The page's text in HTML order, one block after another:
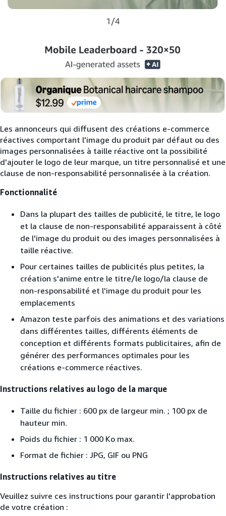
Les annonceurs qui diffusent des créations e-commerce
réactives comportant l'image du produit par défaut ou des
images personnalisées à taille réactive ont la possibilité
d'ajouter le logo de leur marque, un titre personnalisé et une
clause de non-responsabilité personnalisée à la création.
Fonctionnalité
Dans la plupart des tailles de publicité, le titre, le logo
et la clause de non-responsabilité apparaissent à côté
de l'image du produit ou des images personnalisées à
taille réactive.
Pour certaines tailles de publicités plus petites, la
création s'anime entre le titre/le logo/la clause de
non-responsabilité et l'image du produit pour les
emplacements
Amazon teste parfois des animations et des variations
dans différentes tailles, différents éléments de
conception et différents formats publicitaires, afin de
générer des performances optimales pour les
créations e-commerce réactives.
Instructions relatives au logo de la marque
Taille du fichier : 600 px de largeur min. ; 100 px de
hauteur min.
Poids du fichier : 1 000 Ko max.
Format de fichier : JPG, GIF ou PNG
Instructions relatives au titre
Veuillez suivre ces instructions pour garantir l'approbation
de votre création :